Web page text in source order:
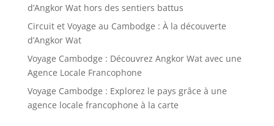
d’Angkor Wat hors des sentiers battus
Circuit et Voyage au Cambodge : À la découverte
d’Angkor Wat
Voyage Cambodge : Découvrez Angkor Wat avec une
Agence Locale Francophone
Voyage Cambodge : Explorez le pays grâce à une
agence locale francophone à la carte